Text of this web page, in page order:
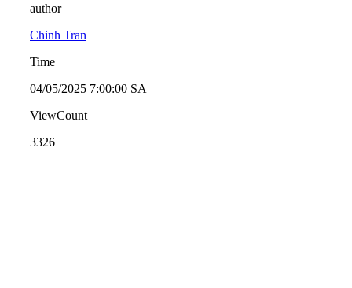
author
Chinh Tran
Time
04/05/2025 7:00:00 SA
ViewCount
3326